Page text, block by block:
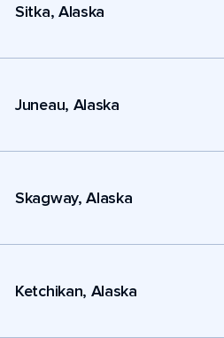
Sitka, Alaska
Juneau, Alaska
Skagway, Alaska
Ketchikan, Alaska